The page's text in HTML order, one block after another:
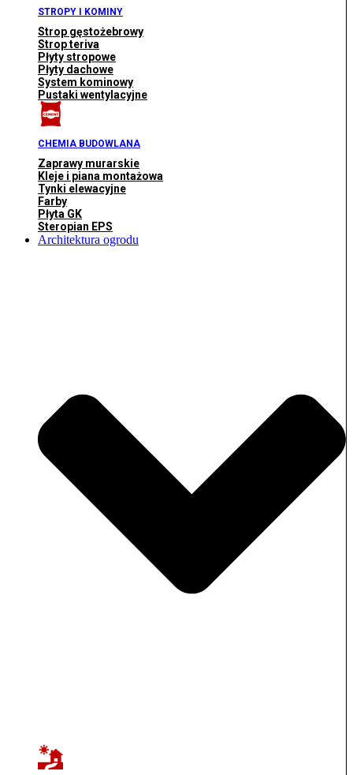
STROPY I KOMINY
Strop gęstożebrowy
Strop teriva
Płyty stropowe
Płyty dachowe
System kominowy
Pustaki wentylacyjne
CHEMIA BUDOWLANA
Zaprawy murarskie
Kleje i piana montażowa
Tynki elewacyjne
Farby
Płyta GK
Steropian EPS
Architektura ogrodu